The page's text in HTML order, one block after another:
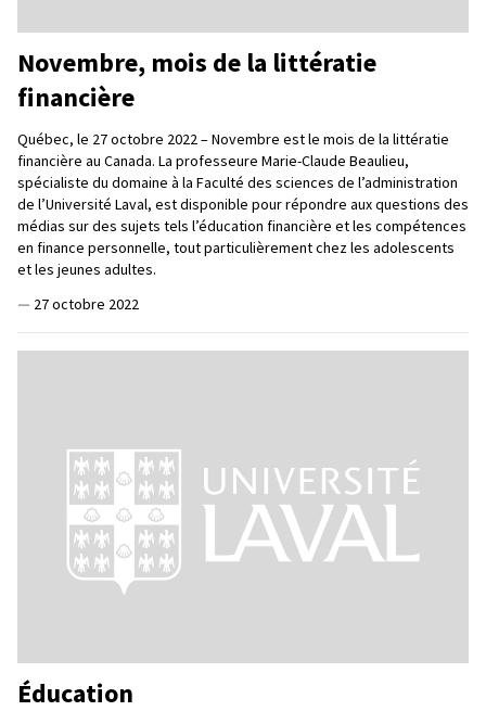
Novembre, mois de la littératie
financière
Québec, le 27 octobre 2022 – Novembre est le mois de la littératie
financière au Canada. La professeure Marie-Claude Beaulieu,
spécialiste du domaine à la Faculté des sciences de l’administration
de l’Université Laval, est disponible pour répondre aux questions des
médias sur des sujets tels l’éducation financière et les compétences
en finance personnelle, tout particulièrement chez les adolescents
et les jeunes adultes.
— 27 octobre 2022
Éducation